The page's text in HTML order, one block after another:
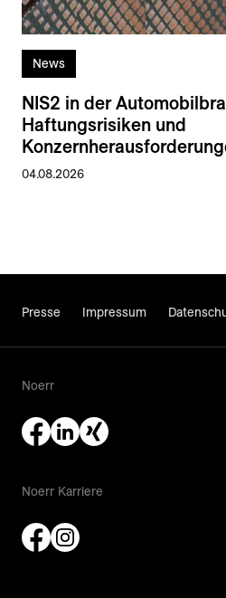
News
NIS2 in der
Haftungsrisiken und
04.08.2026
Presse Impressum
Noerr
Noerr Karriere